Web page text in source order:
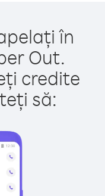
în
Out.
credite
să: